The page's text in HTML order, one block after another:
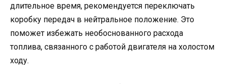
длительное время, рекомендуется переключать
коробку передач в нейтральное положение. Это
поможет избежать необоснованного расхода
топлива, связанного с работой двигателя на холостом
ходу.